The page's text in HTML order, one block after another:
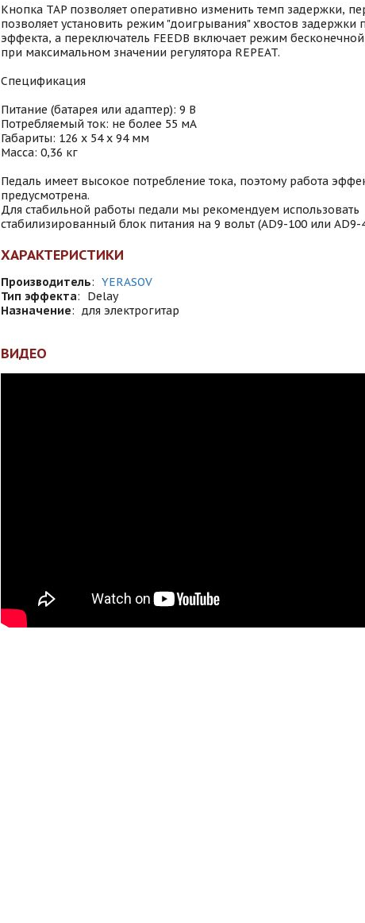
Кнопка TAP позволяет оперативно изменить темп задержки,
позволяет установить режим "доигрывания" хвостов задержки
эффекта, а переключатель FEEDB включает режим
при максимальном значении регулятора REPEAT.
Спецификация
Питание (батарея или адаптер): 9 В
Потребляемый ток: не более 55 мA
Габариты: 126 х 54 х 94 мм
Масса: 0,36 кг
Педаль имеет высокое потребление тока, поэтому работа
предусмотрена.
Для стабильной работы педали мы рекомендуем использовать
стабилизированный блок питания на 9 вольт (AD9-100 или AD9-
ХАРАКТЕРИСТИКИ
Производитель: YERASOV
Тип эффекта:
Delay
Назначение: для электрогитар
ВИДЕО